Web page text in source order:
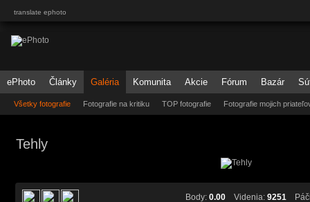
translate ephoto
ePhoto Články Galéria
Všetky fotografie Fotografie na kritiku TOP fotografie Fotografie mojich
Komunita Akcie Fórum Bazár
Tehly
Body: 0.00 Videnia: 9251